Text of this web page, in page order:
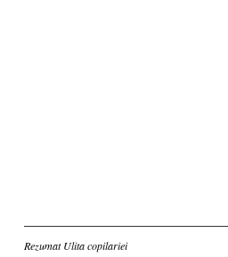
Inscriere
Rezumat Ulita copilariei